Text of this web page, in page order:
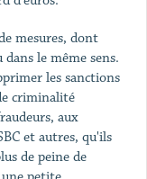
mesures, dont
le même sens.
les sanctions
criminalité
aux
et autres, qu'ils
de peine de